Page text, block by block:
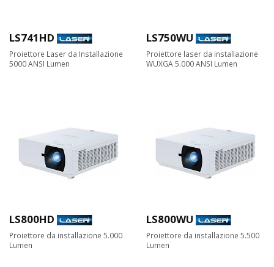
LS741HD
Proiettore Laser da Installazione
5000 ANSI Lumen
LS750WU
Proiettore laser da installazione
WUXGA 5.000 ANSI Lumen
LS800HD
Proiettore da installazione 5.000
Lumen
LS800WU
Proiettore da installazione 5.500
Lumen